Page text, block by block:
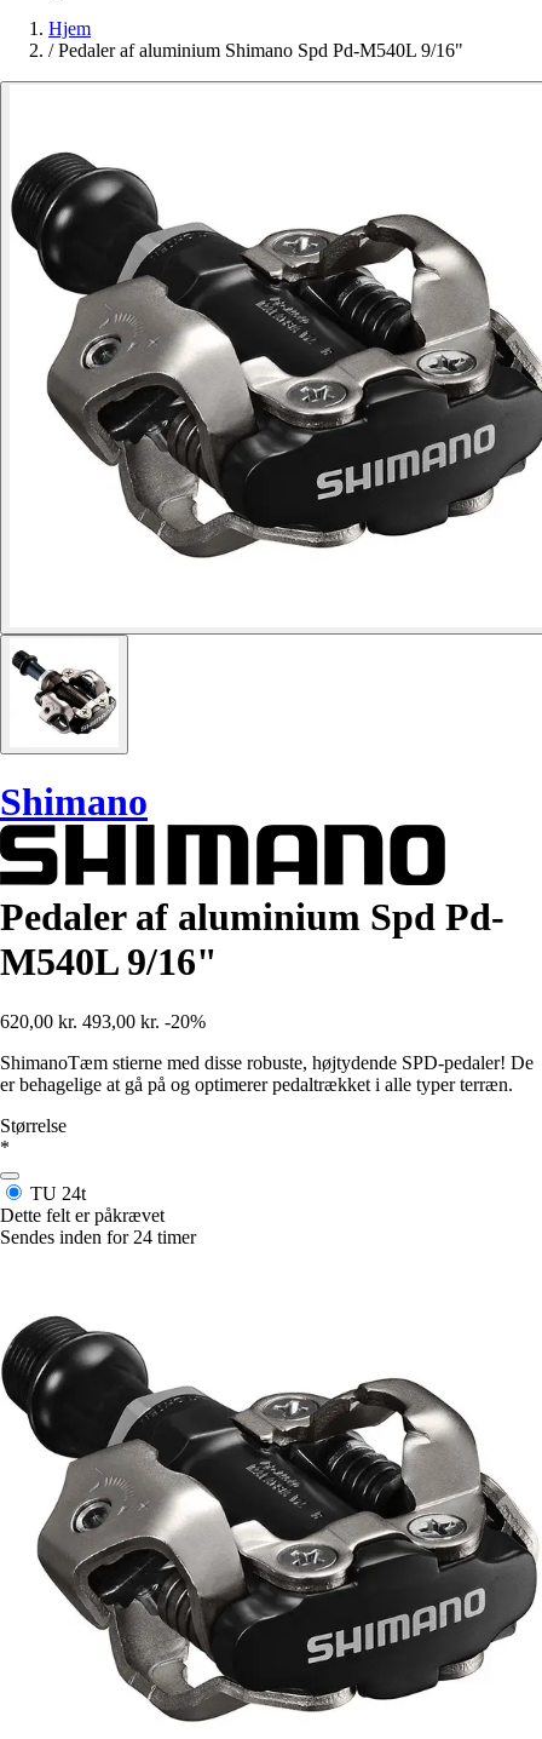
Hjem
/ Pedaler af aluminium Shimano Spd Pd-M540L 9/16"
Shimano
Pedaler af aluminium Spd Pd-
M540L 9/16"
620,00 kr. 493,00 kr. -20%
ShimanoTæm stierne med disse robuste, højtydende SPD-pedaler! De
er behagelige at gå på og optimerer pedaltrækket i alle typer terræn.
Størrelse
*
TU 24t
Dette felt er påkrævet
Sendes inden for 24 timer